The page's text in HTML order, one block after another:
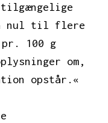
nul til flere
pr. 100 g
om,
opstår.«